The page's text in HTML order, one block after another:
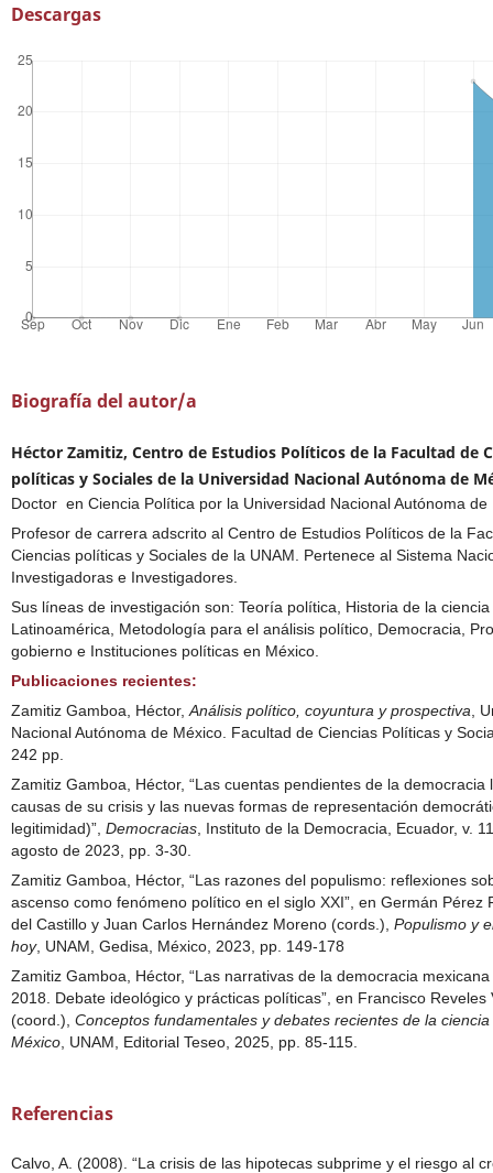
Descargas
Biografía del autor/a
Héctor Zamitiz, Centro de Estudios Políticos de la Facultad de
políticas y Sociales de la Universidad Nacional Autónoma de
Doctor en Ciencia Política por la Universidad Nacional Autónoma de
Profesor de carrera adscrito al Centro de Estudios Políticos de la
Ciencias políticas y Sociales de la UNAM. Pertenece al Sistema
Investigadoras e Investigadores.
Sus líneas de investigación son: Teoría política, Historia de la
Latinoamérica, Metodología para el análisis político, Democracia,
gobierno e Instituciones políticas en México.
Publicaciones recientes:
Zamitiz Gamboa, Héctor, Análisis político, coyuntura y prospectiva ,
Nacional Autónoma de México. Facultad de Ciencias Políticas y
242 pp.
Zamitiz Gamboa, Héctor, “Las cuentas pendientes de la democracia
causas de su crisis y las nuevas formas de representación
legitimidad)”, Democracias, Instituto de la Democracia, Ecuador, v.
agosto de 2023, pp. 3-30.
Zamitiz Gamboa, Héctor, “Las razones del populismo: reflexiones
ascenso como fenómeno político en el siglo XXI”, en Germán Pérez
del Castillo y Juan Carlos Hernández Moreno (cords.), Populismo y
hoy, UNAM, Gedisa, México, 2023, pp. 149-178
Zamitiz Gamboa, Héctor, “Las narrativas de la democracia
2018. Debate ideológico y prácticas políticas”, en Francisco Reveles
(coord.), Conceptos fundamentales y debates recientes de la
México, UNAM, Editorial Teseo, 2025, pp. 85-115.
Referencias
Calvo, A. (2008). “La crisis de las hipotecas subprime y el riesgo al